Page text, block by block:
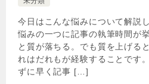
今日はこんな悩みについて解説
悩みの一つに記事の執筆時間が
と質が落ちる。でも質を上げる
れはだれもが経験することです
ずに早く記事 […]